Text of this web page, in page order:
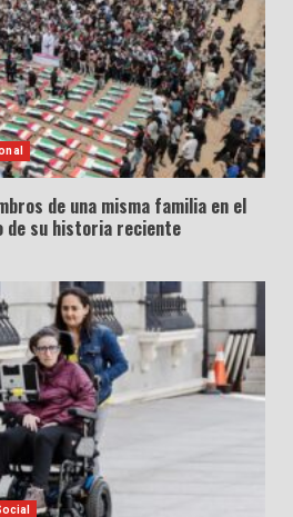
de una misma familia en el
de su historia reciente